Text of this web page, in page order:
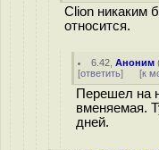
Clion никаким
относится.
6.42 ,Аноним
[ответить] [к
Перешел на
вменяемая.
дней.